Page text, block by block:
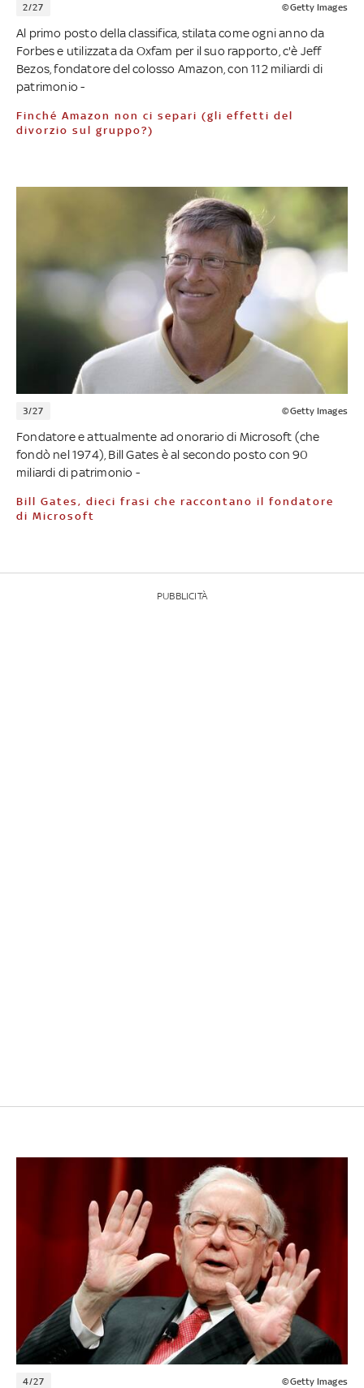
2/27 ©Getty Images
Al primo posto della classifica, stilata come ogni anno da
Forbes e utilizzata da Oxfam per il suo rapporto, c'è Jeff
Bezos, fondatore del colosso Amazon, con 112 miliardi di
patrimonio -
Finché Amazon non ci separi (gli effetti del
divorzio sul gruppo?)
3/27 ©Getty Images
Fondatore e attualmente ad onorario di Microsoft (che
fondò nel 1974), Bill Gates è al secondo posto con 90
miliardi di patrimonio -
Bill Gates, dieci frasi che raccontano il fondatore
di Microsoft
PUBBLICITÀ
4/27 ©Getty Images